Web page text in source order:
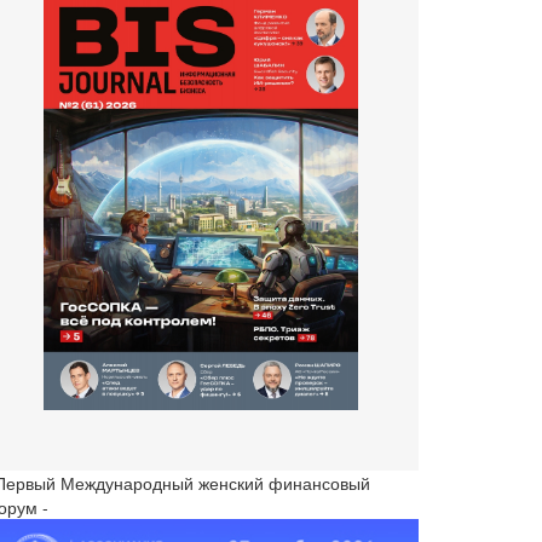
Международный женский финансовый
-